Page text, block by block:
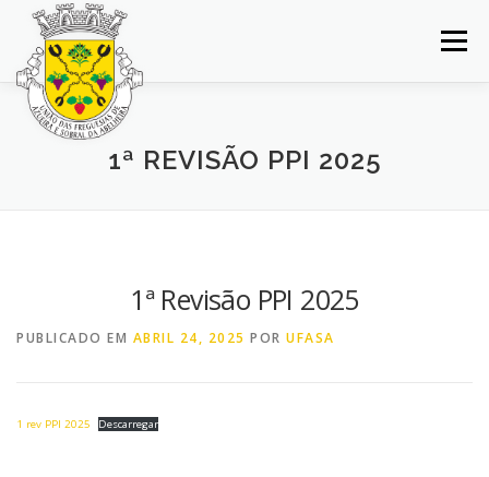
Saltar
conteúdo
Menu
INÍCIO JUNTA DE FREGUESIA
CONTACTOS
1ª REVISÃO PPI 2025
1ª Revisão PPI 2025
PUBLICADO EM ABRIL 24, 2025 POR UFASA
1 rev PPI 2025 Descarregar